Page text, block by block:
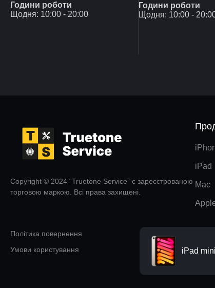
iPad
Години роботи
Щодня: 10:00 - 20:00
Години роботи
Щодня: 10:00 -
Copyright © 2024 “Truetone Service” є зареєстрованою
торговою маркою. Всі права захищені.
Політика повернення
Умови користування
iPad
Mac